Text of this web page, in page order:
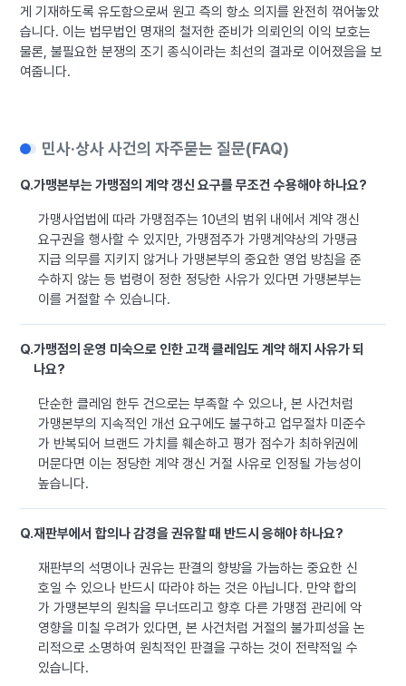
게 기재하도록 유도함으로써 원고 측의 항소 의지를 완전히 꺾어놓았
습니다. 이는 법무법인 명재의 철저한 준비가 의뢰인의 이익 보호는
물론, 불필요한 분쟁의 조기 종식이라는 최선의 결과로 이어졌음을 보
여줍니다.
민사·상사 사건의 자주묻는 질문(FAQ)
Q.가맹본부는 가맹점의 계약 갱신 요구를 무조건 수용해야 하나요?
가맹사업법에 따라 가맹점주는 10년의 범위 내에서 계약 갱신
요구권을 행사할 수 있지만, 가맹점주가 가맹계약상의 가맹금
지급 의무를 지키지 않거나 가맹본부의 중요한 영업 방침을 준
수하지 않는 등 법령이 정한 정당한 사유가 있다면 가맹본부는
이를 거절할 수 있습니다.
Q.가맹점의 운영 미숙으로 인한 고객 클레임도 계약 해지 사유가 되
나요?
단순한 클레임 한두 건으로는 부족할 수 있으나, 본 사건처럼
가맹본부의 지속적인 개선 요구에도 불구하고 업무절차 미준수
가 반복되어 브랜드 가치를 훼손하고 평가 점수가 최하위권에
머문다면 이는 정당한 계약 갱신 거절 사유로 인정될 가능성이
높습니다.
Q.재판부에서 합의나 감경을 권유할 때 반드시 응해야 하나요?
재판부의 석명이나 권유는 판결의 향방을 가늠하는 중요한 신
호일 수 있으나 반드시 따라야 하는 것은 아닙니다. 만약 합의
가 가맹본부의 원칙을 무너뜨리고 향후 다른 가맹점 관리에 악
영향을 미칠 우려가 있다면, 본 사건처럼 거절의 불가피성을 논
리적으로 소명하여 원칙적인 판결을 구하는 것이 전략적일 수
있습니다.